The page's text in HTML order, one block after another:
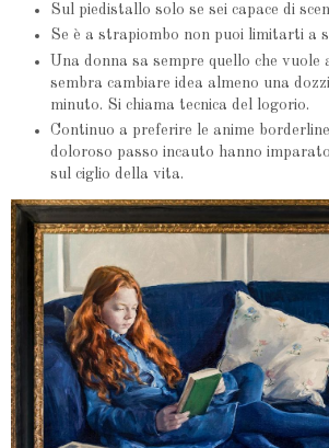
Sul piedistallo solo se sei capace di
Se è a strapiombo non puoi limitarti a
Una donna sa sempre quello che vuole
sembra cambiare idea almeno una
minuto. Si chiama tecnica del logorio.
Continuo a preferire le anime
doloroso passo incauto hanno
sul ciglio della vita.